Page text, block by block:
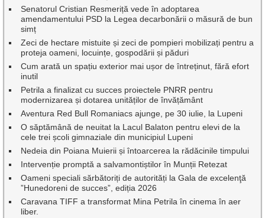
Senatorul Cristian Resmeriță vede în adoptarea
amendamentului PSD la Legea decarbonării o măsură de bun
simț
Zeci de hectare mistuite și zeci de pompieri mobilizați pentru a
proteja oameni, locuințe, gospodării și păduri
Cum arată un spațiu exterior mai ușor de întreținut, fără efort
inutil
Petrila a finalizat cu succes proiectele PNRR pentru
modernizarea și dotarea unităților de învățământ
Aventura Red Bull Romaniacs ajunge, pe 30 iulie, la Lupeni
O săptămână de neuitat la Lacul Balaton pentru elevi de la
cele trei școli gimnaziale din municipiul Lupeni
Nedeia din Poiana Muierii și întoarcerea la rădăcinile timpului
Intervenție promptă a salvamontiștilor în Munții Retezat
Oameni speciali sărbătoriți de autorități la Gala de excelenţă
”Hunedoreni de succes”, ediția 2026
Caravana TIFF a transformat Mina Petrila în cinema în aer
liber.